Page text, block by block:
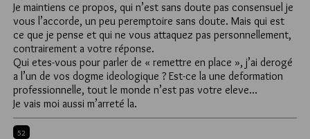
Je maintiens ce propos, qui n’est sans doute pas consensuel je
vous l’accorde, un peu peremptoire sans doute. Mais qui est
ce que je pense et qui ne vous attaquez pas personnellement,
contrairement a votre réponse.
Qui etes-vous pour parler de « remettre en place », j’ai derogé
a l’un de vos dogme ideologique ? Est-ce la une deformation
professionnelle, tout le monde n’est pas votre eleve…
Je vais moi aussi m’arreté la.
52